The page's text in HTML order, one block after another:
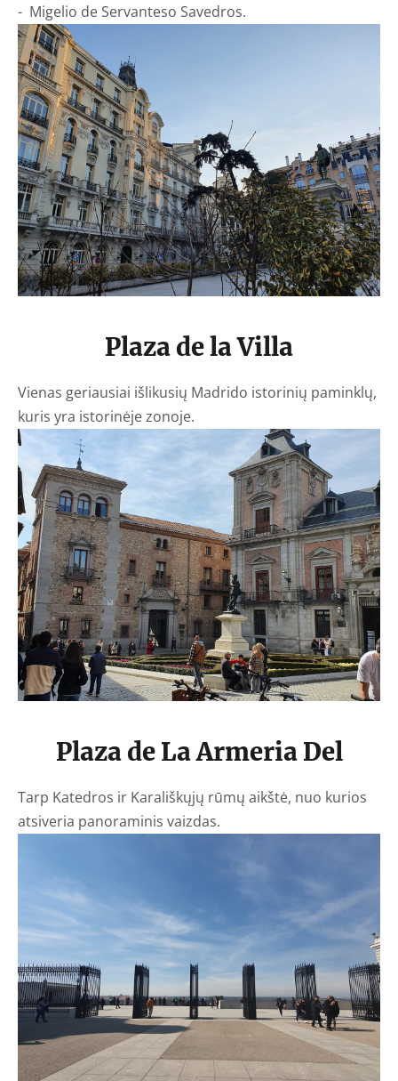
- Migelio de Servanteso Savedros.
Plaza de la Villa
Vienas geriausiai išlikusių Madrido istorinių paminklų,
kuris yra istorinėje zonoje.
Plaza de La Armeria Del
Tarp Katedros ir Karališkųjų rūmų aikštė, nuo kurios
atsiveria panoraminis vaizdas.